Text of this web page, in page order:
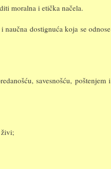
moralna i etička načela.
dostignuća koja se odnose
savesnošću, poštenjem i
živi;